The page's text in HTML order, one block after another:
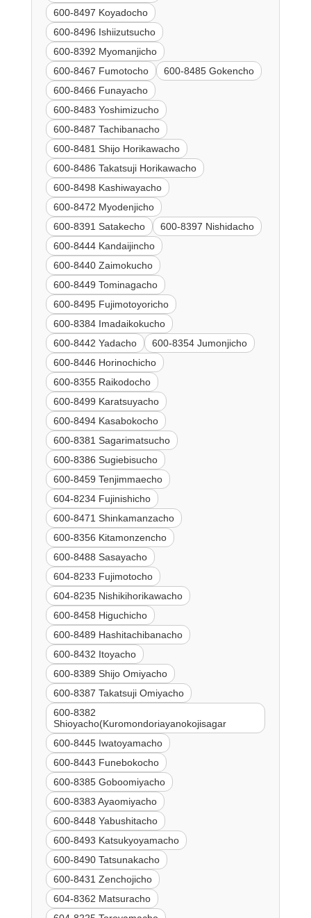
600-8497 Koyadocho
600-8496 Ishiizutsucho
600-8392 Myomanjicho
600-8467 Fumotocho
600-8485 Gokencho
600-8466 Funayacho
600-8483 Yoshimizucho
600-8487 Tachibanacho
600-8481 Shijo Horikawacho
600-8486 Takatsuji Horikawacho
600-8498 Kashiwayacho
600-8472 Myodenjicho
600-8391 Satakecho
600-8397 Nishidacho
600-8444 Kandaijincho
600-8440 Zaimokucho
600-8449 Tominagacho
600-8495 Fujimotoyoricho
600-8384 Imadaikokucho
600-8442 Yadacho
600-8354 Jumonjicho
600-8446 Horinochicho
600-8355 Raikodocho
600-8499 Karatsuyacho
600-8494 Kasabokocho
600-8381 Sagarimatsucho
600-8386 Sugiebisucho
600-8459 Tenjimmaecho
604-8234 Fujinishicho
600-8471 Shinkamanzacho
600-8356 Kitamonzencho
600-8488 Sasayacho
604-8233 Fujimotocho
604-8235 Nishikihorikawacho
600-8458 Higuchicho
600-8489 Hashitachibanacho
600-8432 Itoyacho
600-8389 Shijo Omiyacho
600-8387 Takatsuji Omiyacho
600-8382
Shioyacho(Kuromondoriayanokojisagar
600-8445 Iwatoyamacho
600-8443 Funebokocho
600-8385 Goboomiyacho
600-8383 Ayaomiyacho
600-8448 Yabushitacho
600-8493 Katsukyoyamacho
600-8490 Tatsunakacho
600-8431 Zenchojicho
604-8362 Matsuracho